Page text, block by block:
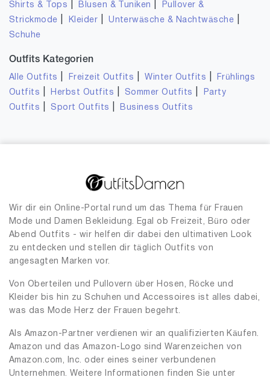
Shirts & Tops Blusen & Tuniken
Pullover &
Strickmode
Kleider |Unterwäsche & Nachtwäsche
Schuhe
Outfits Kategorien
Alle Outfits Freizeit Outfits |Winter Outfits
Frühlings
Outfits
Herbst Outfits Sommer Outfits
Party
Outfits
Sport Outfits Business Outfits
Wir dir ein Online-Portal rund um das Thema für Frauen
Mode und Damen Bekleidung. Egal ob Freizeit, Büro oder
Abend Outfits - wir helfen dir dabei den ultimativen Look
zu entdecken und stellen dir täglich Outfits von
angesagten Marken vor.
Von Oberteilen und Pullovern über Hosen, Röcke und
Kleider bis hin zu Schuhen und Accessoires ist alles dabei,
was das Mode Herz der Frauen begehrt.
Als Amazon-Partner verdienen wir an qualifizierten Käufen.
Amazon und das Amazon-Logo sind Warenzeichen von
Amazon.com, Inc. oder eines seiner verbundenen
Unternehmen. Weitere Informationen finden Sie unter